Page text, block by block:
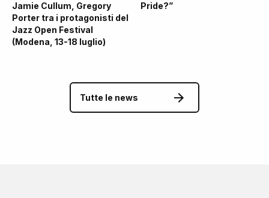
Jamie Cullum, Gregory
Porter tra i protagonisti del
Jazz Open Festival
(Modena, 13-18 luglio)
Pride?”
Tutte le news